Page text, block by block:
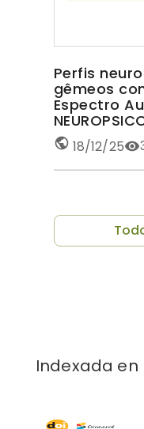
Perfis
gêmeos
Espectro
COM TEA
18/12/25
Indexada en